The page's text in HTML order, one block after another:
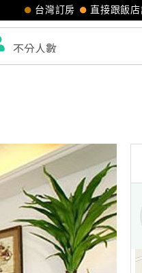
直接跟飯
台灣訂房